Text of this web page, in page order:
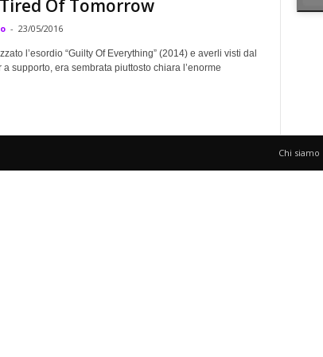
Of Tomorrow
- 23/05/2016
l’esordio “Guilty Of Everything” (2014) e averli visti dal
supporto, era sembrata piuttosto chiara l’enorme
Chi siamo